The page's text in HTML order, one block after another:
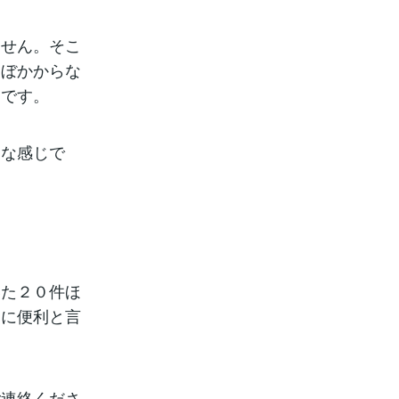
ん。そこ
かからな
す。
感じで
２０件ほ
便利と言